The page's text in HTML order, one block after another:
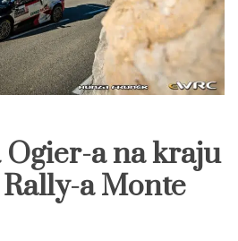
a na kraju
a Monte